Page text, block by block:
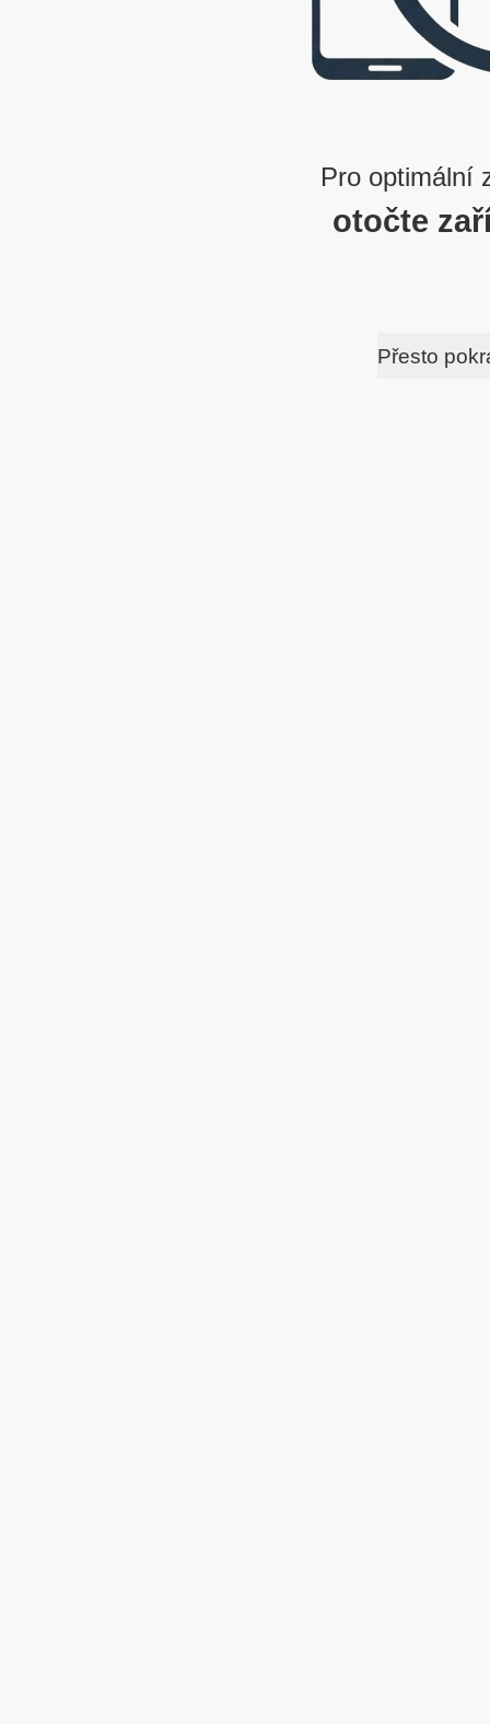
Pro optimální
otočte
Přesto